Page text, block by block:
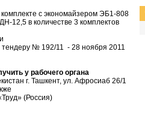
с экономайзером ЭБ1-808
12,5 в количестве 3 комплектов
№ 192/11 - 28 ноября 2011
у рабочего органа
г. Ташкент, ул. Афросиаб 26/1
(Россия)